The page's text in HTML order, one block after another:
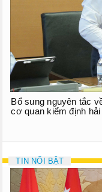
Bổ sung nguyên tắc
cơ quan kiểm định hải
TIN NỔI BẬT